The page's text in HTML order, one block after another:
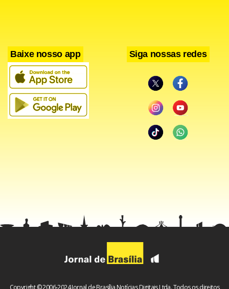
Baixe nosso app Siga nossas redes